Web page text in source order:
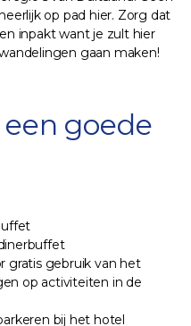
op pad hier. Zorg dat
inpakt want je zult hier
gaan maken!
goede
gratis gebruik van het
op activiteiten in de
bij het hotel